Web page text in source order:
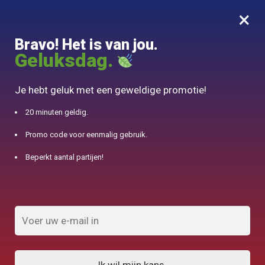
0
10% aangeboden voor 50€ aankopen met DJINN-code10
×
Bravo! Het is van jou.
Geluksdag.
Je hebt geluk met een geweldige promotie!
20 minuten geldig.
Promo code voor eenmalig gebruik.
Beperkt aantal partijen!